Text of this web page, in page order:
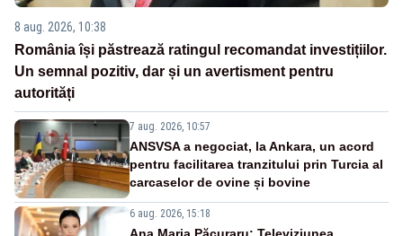
8 aug. 2026, 10:38
România își păstrează ratingul recomandat investițiilor.
Un semnal pozitiv, dar și un avertisment pentru
autorități
7 aug. 2026, 10:57
ANSVSA a negociat, la Ankara, un acord
pentru facilitarea tranzitului prin Turcia al
carcaselor de ovine și bovine
6 aug. 2026, 15:18